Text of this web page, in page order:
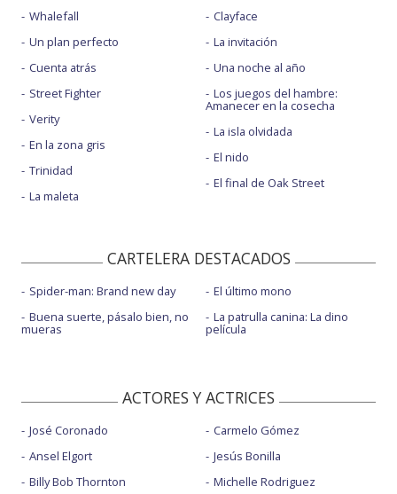
Whalefall
Un plan perfecto
Cuenta atrás
Street Fighter
Verity
En la zona gris
Trinidad
La maleta
Clayface
La invitación
Una noche al año
Los juegos del hambre:
Amanecer en la cosecha
La isla olvidada
El nido
El final de Oak Street
CARTELERA DESTACADOS
Spider-man: Brand new day
Buena suerte, pásalo bien, no
mueras
El último mono
La patrulla canina: La dino
película
ACTORES Y ACTRICES
José Coronado
Ansel Elgort
Billy Bob Thornton
Carmelo Gómez
Jesús Bonilla
Michelle Rodriguez